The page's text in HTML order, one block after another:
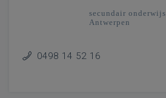
secundair onderwijs
Antwerpen
0498 14 52 16